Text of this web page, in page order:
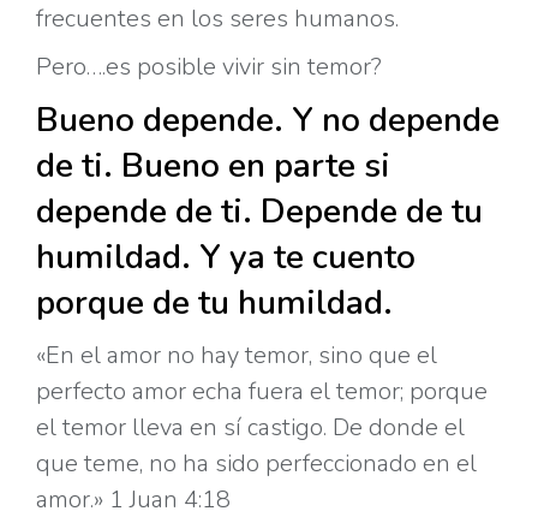
frecuentes en los seres humanos.
Pero….es posible vivir sin temor?
Bueno depende. Y no depende
de ti. Bueno en parte si
depende de ti. Depende de tu
humildad. Y ya te cuento
porque de tu humildad.
«En el amor no hay temor, sino que el
perfecto amor echa fuera el temor; porque
el temor lleva en sí castigo. De donde el
que teme, no ha sido perfeccionado en el
amor.» 1 Juan 4:18